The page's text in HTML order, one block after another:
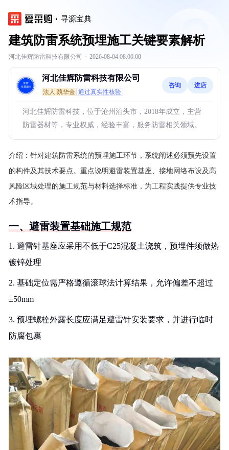
寻源宝典
建筑防雷系统预埋施工关键要素解析
河北佳辉防雷科技有限公司 · 2026-08-04 08:00:00
河北佳辉防雷科技有限公司
法人:魏华金 通过真实性核验
咨询 进店
河北佳辉防雷科技，位于沧州泊头市，2018年成立，主营
防雷器材等，专业权威，经验丰富，服务防雷相关领域。
介绍： 针对建筑防雷系统的预埋施工环节，系统阐述必须预先设置
的构件及其技术要点。重点说明避雷装置基座、接地网络布设及高
风险区域处理的施工规范与材料选择标准，为工程实践提供专业技
术指导。
一、避雷装置基础施工规范
1. 避雷针基座应采用不低于C25混凝土浇筑，预埋件须做热
镀锌处理
2. 基础定位需严格遵循滚球法计算结果，允许偏差不超过
±50mm
3. 预埋螺栓外露长度应满足避雷针安装要求，并进行临时
防腐包裹